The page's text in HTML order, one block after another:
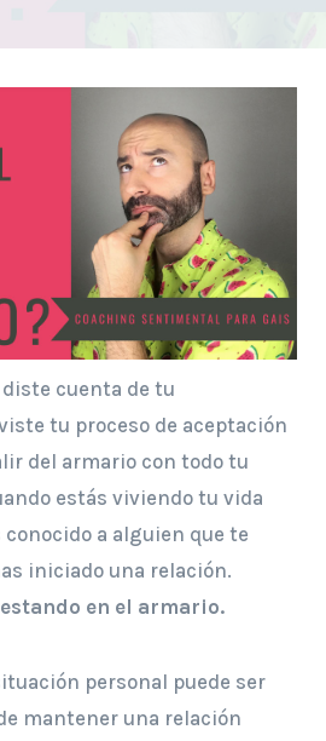
cuenta de tu
tu proceso de aceptación
del armario con todo tu
estás viviendo tu vida
a alguien que te
iniciado una relación.
en el armario.
personal puede ser
mantener una relación